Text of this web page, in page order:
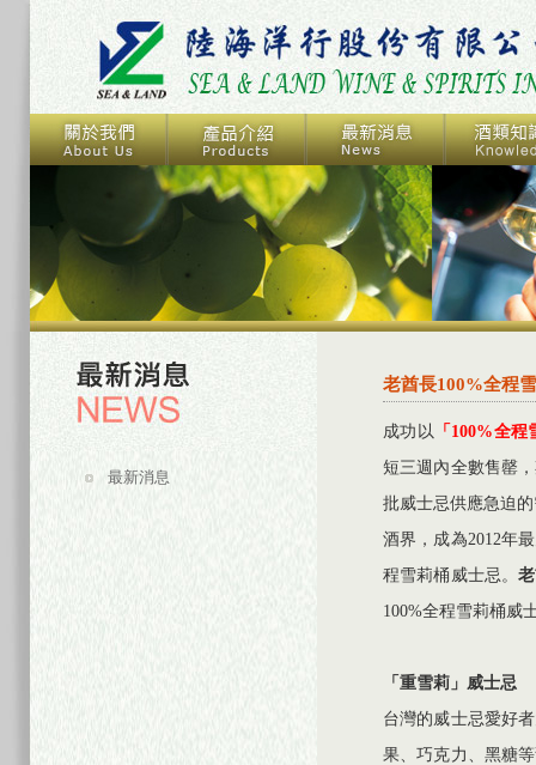
最新消息
老酋長100%全程
成功以 「100%全
短三週內全數售罄
批威士忌供應急迫
酒界，成為2012年
程雪莉桶威士忌。
100%全程雪莉桶威
「重雪莉」威士忌
台灣的威士忌愛好
果、巧克力、黑糖